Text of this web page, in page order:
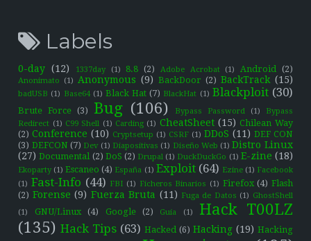
Labels
0-day (12) 1337day (1) 8.8 (2) Adobe Acrobat (1) Android (2)
Anonimato (1) Anonymous (9) BackDoor (2) BackTrack (15)
badUSB (1) Base64 (1) Black Hat (7) BlackHat (1) Blackploit (30)
Brute Force (3) Bug (106) Bypass Password (1)
Bypass
Redirect (1) C99 Shell (1) Carding (1) CheatSheet (15) Chilean Way
(2) Conference (10) Cryptsetup (1) CSRF (1) DDoS (11) DEF CON
(3) DEFCON (7) Dev (1) Diapositivas (1) Diseño Web (1) Distro Linux
(27) Documental (2) DoS (2) Drupal (1) DuckDuckGo (1) E-zine (18)
Ekoparty (1) Escaneo (4) España (1) Exploit (64) Ezine (1) Facebook
(1) Fast-Info (44) FBI (1) Ficheros Binarios (1) Firefox (4) Flash
(2) Forense (9) Fuerza Bruta (11) Fuga de Datos (1) GhostShell
(1)
GNU/Linux (4) Google (2) Guía (1)
Hack T00LZ
(135) Hack Tips (63) Hacked (6) Hacking (19) Hacking